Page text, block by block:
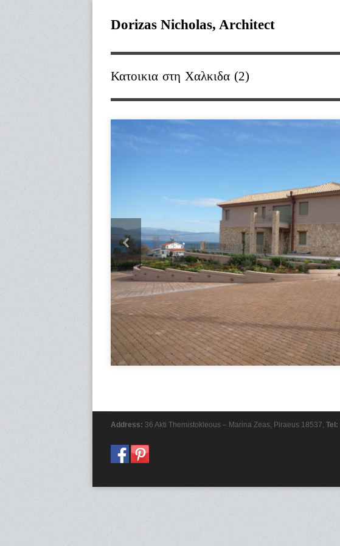
Dorizas Nicholas, Architect
Κατοικια στη Χαλκιδα (2)
Address: 36 Akti Themistokleous – Marina Zeas, Piraeus 18537, Tel: